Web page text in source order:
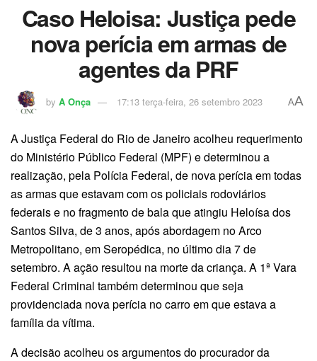
Caso Heloisa: Justiça pede
nova perícia em armas de
agentes da PRF
by A Onça 17:13 terça-feira, 26 setembro 2023 AA
A Justiça Federal do Rio de Janeiro acolheu requerimento
do Ministério Público Federal (MPF) e determinou a
realização, pela Polícia Federal, de nova perícia em todas
as armas que estavam com os policiais rodoviários
federais e no fragmento de bala que atingiu Heloísa dos
Santos Silva, de 3 anos, após abordagem no Arco
Metropolitano, em Seropédica, no último dia 7 de
setembro. A ação resultou na morte da criança. A 1ª Vara
Federal Criminal também determinou que seja
providenciada nova perícia no carro em que estava a
família da vítima.
A decisão acolheu os argumentos do procurador da